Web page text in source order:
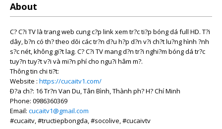
About
C? C?i TV là trang web cung c?p link xem tr?c ti?p bóng dá full HD. T?i
dây, b?n có th? theo dõi các tr?n d?u h?p d?n v?i ch?t lu?ng hình ?nh
s?c nét, không gi?t lag. C? C?i TV mang d?n tr?i nghi?m bóng dá tr?c
tuy?n tuy?t v?i và mi?n phí cho ngu?i hâm m?.
Thông tin chi ti?t:
Website : https://cucaitv1.com/
Ð?a ch?: 16 Tr?n Van Du, Tân Bình, Thành ph? H? Chí Minh
Phone: 0986360369
Email: cucaitv1@gmail.com
#cucaitv, #tructiepbongda, #socolive, #cucaivtv